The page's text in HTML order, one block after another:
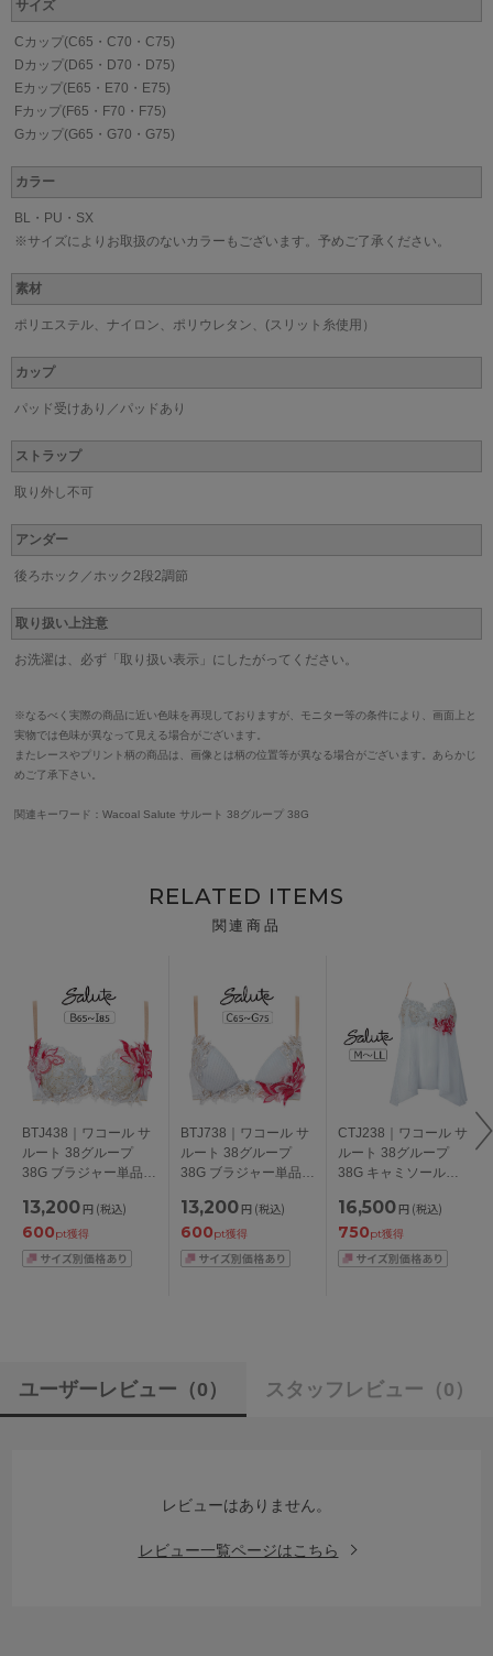
サイズ
Cカップ(C65・C70・C75)
Dカップ(D65・D70・D75)
Eカップ(E65・E70・E75)
Fカップ(F65・F70・F75)
Gカップ(G65・G70・G75)
カラー
BL・PU・SX
※サイズによりお取扱のないカラーもございます。予めご了承ください。
素材
ポリエステル、ナイロン、ポリウレタン、(スリット糸使用）
カップ
パッド受けあり／パッドあり
ストラップ
取り外し不可
アンダー
後ろホック／ホック2段2調節
取り扱い上注意
お洗濯は、必ず「取り扱い表示」にしたがってください。
※なるべく実際の商品に近い色味を再現しておりますが、モニター等の条件により、画面上と
実物では色味が異なって見える場合がございます。
またレースやプリント柄の商品は、画像とは柄の位置等が異なる場合がございます。あらかじ
めご了承下さい。
関連キーワード：Wacoal Salute サルート 38グループ 38G
RELATED ITEMS
関連商品
BTJ438｜ワコール サ
ルート 38グループ
38G ブラジャー単品
BCDEFGHIカップ ア
ンダー
65/70/75/80/85cm
13,200 円 (税込)
600pt獲得
BTJ738｜ワコール サ
ルート 38グループ
38G ブラジャー単品
スブラ CDEFGカップ
アンダー 65/70/75cm
13,200 円 (税込)
600pt獲得
CTJ238｜ワコール サ
ルート 38グループ
38G キャミソール
16,500 円 (税込)
750pt獲得
ユーザーレビュー （0） スタッフレビュー （0）
レビューはありません。
レビュー一覧ページはこちら